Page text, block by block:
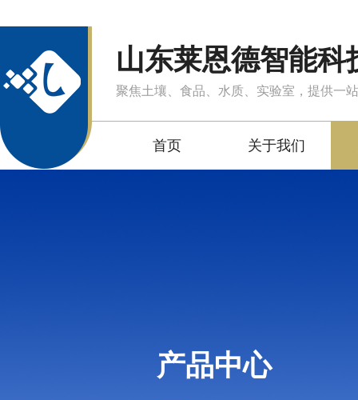
山东莱恩德智能科
聚焦土壤、食品、水质、实验室，提供一
首页 关于我们
产品中心